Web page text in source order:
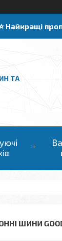
Найкращі
ТА
ШИНИ